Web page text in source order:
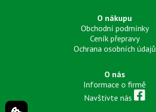
O nákupu
Obchodní podmínky
Ceník přepravy
Ochrana osobních údajů
O nás
Informace o firmě
Navštivte nás